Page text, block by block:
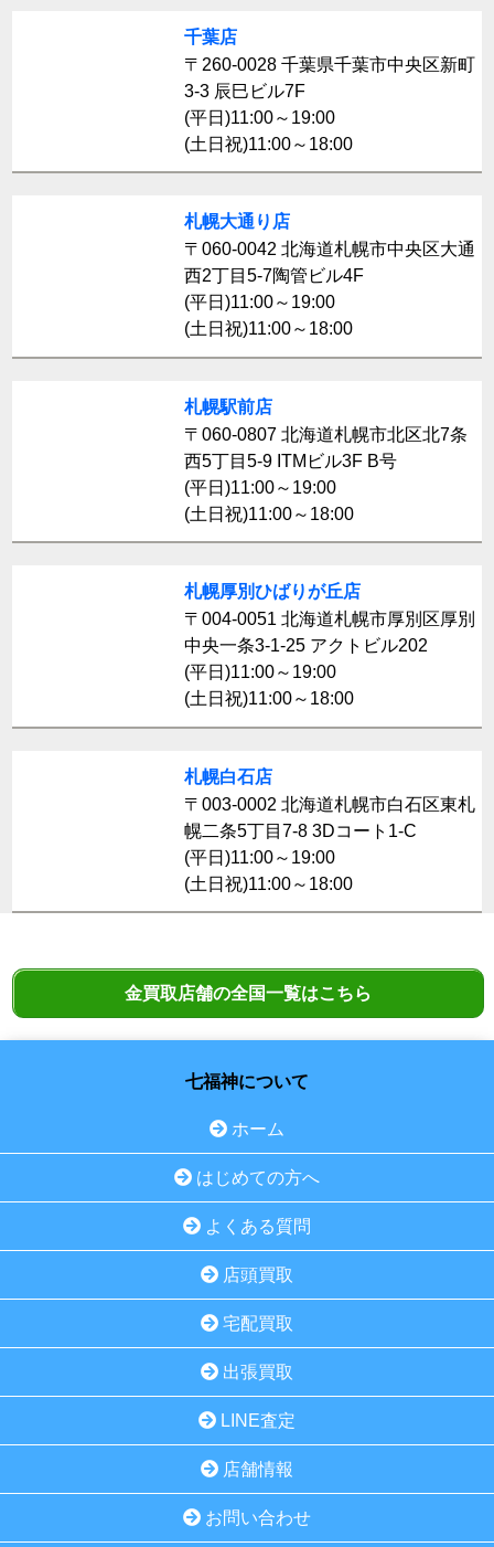
千葉店
〒260-0028 千葉県千葉市中央区新町
3-3 辰巳ビル7F
(平日)11:00～19:00
(土日祝)11:00～18:00
札幌大通り店
〒060-0042 北海道札幌市中央区大通
西2丁目5-7陶管ビル4F
(平日)11:00～19:00
(土日祝)11:00～18:00
札幌駅前店
〒060-0807 北海道札幌市北区北7条
西5丁目5-9 ITMビル3F B号
(平日)11:00～19:00
(土日祝)11:00～18:00
札幌厚別ひばりが丘店
〒004-0051 北海道札幌市厚別区厚別
中央一条3-1-25 アクトビル202
(平日)11:00～19:00
(土日祝)11:00～18:00
札幌白石店
〒003-0002 北海道札幌市白石区東札
幌二条5丁目7-8 3Dコート1-C
(平日)11:00～19:00
(土日祝)11:00～18:00
金買取店舗の全国一覧はこちら
七福神について
ホーム
はじめての方へ
よくある質問
店頭買取
宅配買取
出張買取
LINE査定
店舗情報
お問い合わせ